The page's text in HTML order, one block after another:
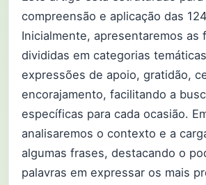
compreensão e aplicação das
Inicialmente, apresentaremos as
divididas em categorias
expressões de apoio, gratidão,
encorajamento, facilitando a
específicas para cada ocasião.
analisaremos o contexto e a
algumas frases, destacando o
palavras em expressar os mais